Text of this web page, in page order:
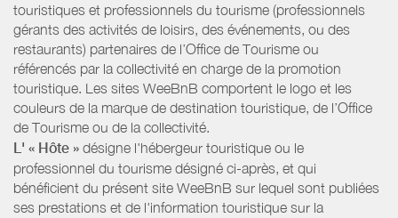
touristiques et professionnels du tourisme (professionnels
gérants des activités de loisirs, des événements, ou des
restaurants) partenaires de l’Office de Tourisme ou
référencés par la collectivité en charge de la promotion
touristique. Les sites WeeBnB comportent le logo et les
couleurs de la marque de destination touristique, de l’Office
de Tourisme ou de la collectivité.
L' « Hôte » désigne l'hébergeur touristique ou le
professionnel du tourisme désigné ci-après, et qui
bénéficient du présent site WeeBnB sur lequel sont publiées
ses prestations et de l'information touristique sur la